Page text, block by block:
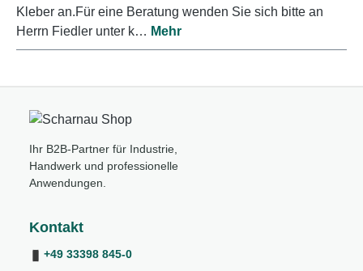
Kleber an.Für eine Beratung wenden Sie sich bitte an
Herrn Fiedler unter k… Mehr
Ihr B2B-Partner für Industrie,
Handwerk und professionelle
Anwendungen.
Kontakt
+49 33398 845-0